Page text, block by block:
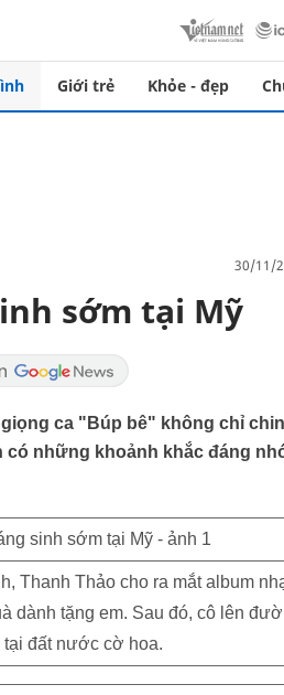
Giới trẻ Khỏe - đẹp
30/11/
sớm tại Mỹ
ca "Búp bê" không chỉ
có những khoảnh khắc đáng
Thanh Thảo cho ra mắt album
dành tặng em. Sau đó, cô lên
đất nước cờ hoa.